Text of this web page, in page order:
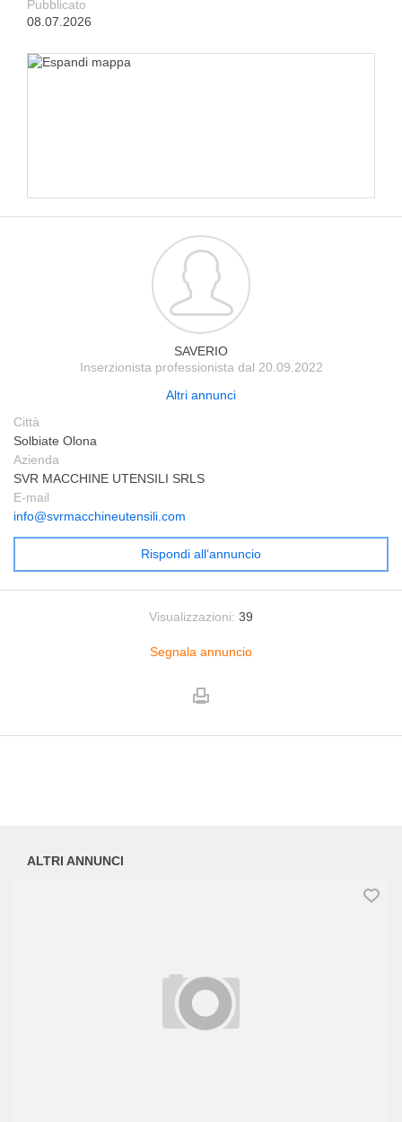
Pubblicato
08.07.2026
SAVERIO
Inserzionista professionista dal 20.09.2022
Altri annunci
Città
Solbiate Olona
Azienda
SVR MACCHINE UTENSILI SRLS
E-mail
info@svrmacchineutensili.com
Rispondi all’annuncio
Visualizzazioni: 39
Segnala annuncio
ALTRI ANNUNCI